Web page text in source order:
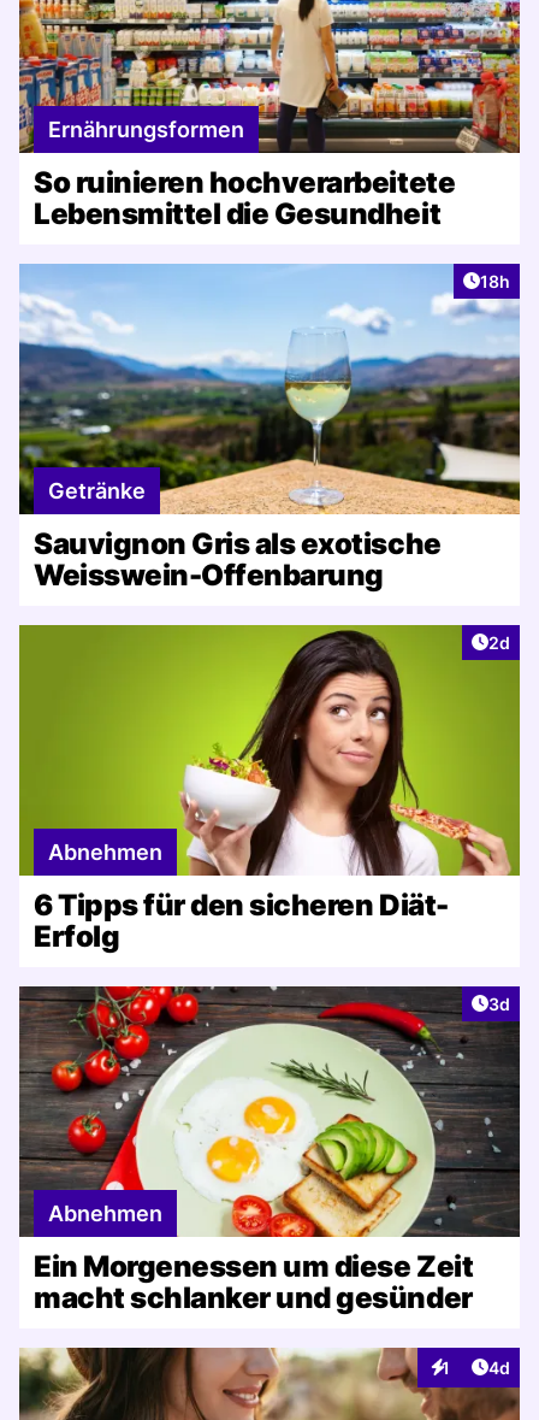
Ernährungsformen
So ruinieren hochverarbeitete
Lebensmittel die Gesundheit
Artikel
18h
Getränke
Sauvignon Gris als exotische
Weisswein-Offenbarung
2d
Abnehmen
6 Tipps für den sicheren Diät-
Erfolg
3d
Abnehmen
Ein Morgenessen um diese Zeit
macht schlanker und gesünder
1
Interaktionen
4d